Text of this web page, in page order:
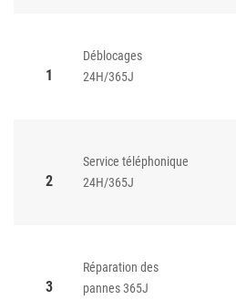
1
Déblocages
24H/365J
2
Service téléphonique
24H/365J
3
Réparation des
pannes 365J